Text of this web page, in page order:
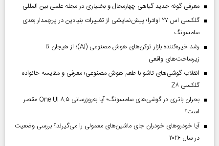
معرفی گونه جدید گیاهی چهارمحال و بختیاری در مجله علمی بین المللی
گلکسی اس ۲۷ اولترا؛ پیش‌نمایشی از تغییرات بنیادین در پرچمدار بعدی
سامسونگ
رشد خیره‌کننده بازار توکن‌های هوش مصنوعی (AI)؛ از هیجان تا
زیرساخت‌های واقعی
انقلاب گوشی‌های تاشو‌ با طعم هوش مصنوعی؛ معرفی و مقایسه خانواده
گلکسی Z۸
بحران باتری در گوشی‌های سامسونگ؛ آیا به‌روزرسانی One UI ۸.۵ مقصر
است؟
آیا خودروهای خودران جای ماشین‌های معمولی را می‌گیرند؟ بررسی وضعیت
در سال ۲۰۲۶